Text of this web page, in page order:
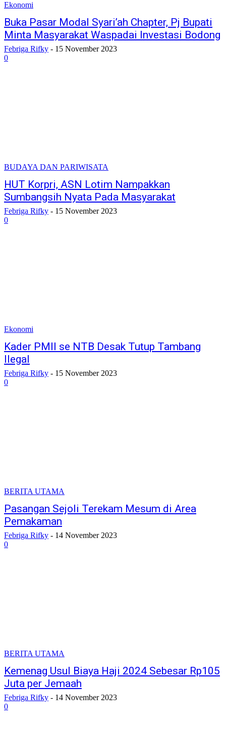
Ekonomi
Buka Pasar Modal Syari’ah Chapter, Pj Bupati
Minta Masyarakat Waspadai Investasi Bodong
Febriga Rifky - 15 November 2023
0
BUDAYA DAN PARIWISATA
HUT Korpri, ASN Lotim Nampakkan
Sumbangsih Nyata Pada Masyarakat
Febriga Rifky - 15 November 2023
0
Ekonomi
Kader PMII se NTB Desak Tutup Tambang
Ilegal
Febriga Rifky - 15 November 2023
0
BERITA UTAMA
Pasangan Sejoli Terekam Mesum di Area
Pemakaman
Febriga Rifky - 14 November 2023
0
BERITA UTAMA
Kemenag Usul Biaya Haji 2024 Sebesar Rp105
Juta per Jemaah
Febriga Rifky - 14 November 2023
0